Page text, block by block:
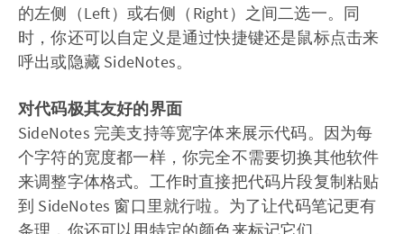
的左侧（Left）或右侧（Right）之间二选一。同
时，你还可以自定义是通过快捷键还是鼠标点击来
呼出或隐藏 SideNotes。
对代码极其友好的界面
SideNotes 完美支持等宽字体来展示代码。因为每
个字符的宽度都一样，你完全不需要切换其他软件
来调整字体格式。工作时直接把代码片段复制粘贴
到 SideNotes 窗口里就行啦。为了让代码笔记更有